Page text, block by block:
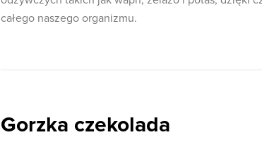
całego naszego organizmu.
Gorzka czekolada